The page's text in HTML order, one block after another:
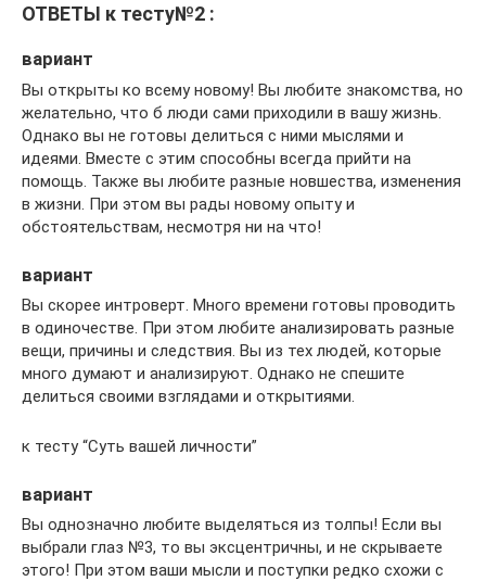
ОТВЕТЫ к тесту№2 :
вариант
Вы открыты ко всему новому! Вы любите знакомства, но
желательно, что б люди сами приходили в вашу жизнь.
Однако вы не готовы делиться с ними мыслями и
идеями. Вместе с этим способны всегда прийти на
помощь. Также вы любите разные новшества, изменения
в жизни. При этом вы рады новому опыту и
обстоятельствам, несмотря ни на что!
вариант
Вы скорее интроверт. Много времени готовы проводить
в одиночестве. При этом любите анализировать разные
вещи, причины и следствия. Вы из тех людей, которые
много думают и анализируют. Однако не спешите
делиться своими взглядами и открытиями.
к тесту “Суть вашей личности”
вариант
Вы однозначно любите выделяться из толпы! Если вы
выбрали глаз №3, то вы эксцентричны, и не скрываете
этого! При этом ваши мысли и поступки редко схожи с